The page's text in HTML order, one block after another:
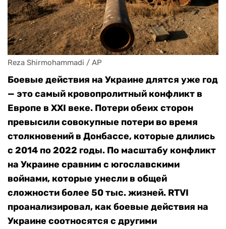
Reza Shirmohammadi / AP
Боевые действия на Украине длятся уже год
— это самый кровопролитный конфликт в
Европе в XXI веке. Потери обеих сторон
превысили совокупные потери во время
столкновений в Донбассе, которые длились
с 2014 по 2022 годы. По масштабу конфликт
на Украине сравним с югославскими
войнами, которые унесли в общей
сложности более 50 тыс. жизней. RTVI
проанализировал, как боевые действия на
Украине соотносятся с другими